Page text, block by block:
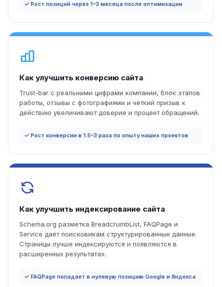
✓ Рост позиций через 1–3 месяца после оптимизации
Как улучшить конверсию сайта
Trust-bar с реальными цифрами компании, блок этапов
работы, отзывы с фотографиями и чёткий призыв к
действию увеличивают доверие и процент обращений.
✓ Рост конверсии в 1.5–3 раза по опыту наших проектов
Как улучшить индексирование сайта
Schema.org разметка BreadcrumbList, FAQPage и
Service даёт поисковикам структурированные данные.
Страницы лучше индексируются и появляются в
расширенных результатах.
✓ FAQPage попадает в нулевую позицию Google и Яндекса